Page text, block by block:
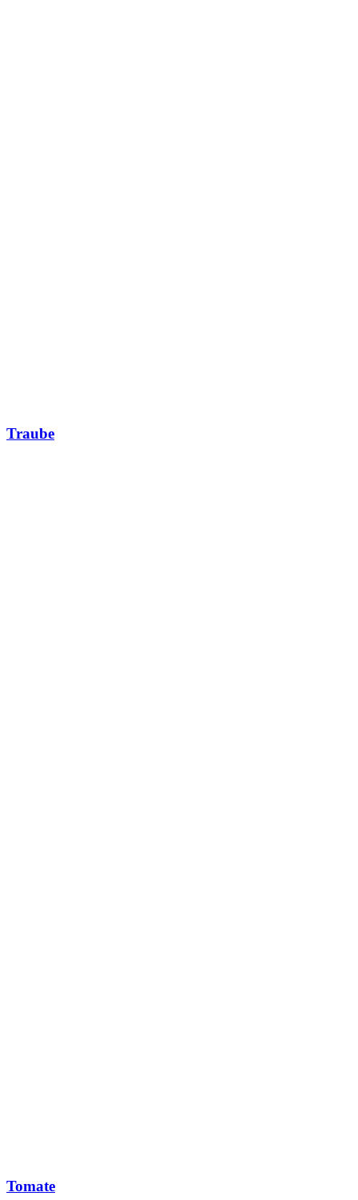
Traube
Tomate